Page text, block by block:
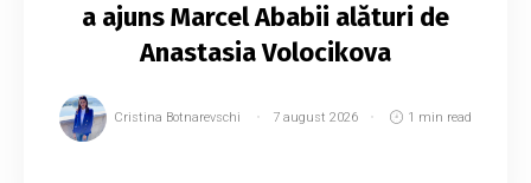
a ajuns Marcel Ababii alături de
Anastasia Volocikova
Cristina Botnarevschi 7 august 2026 1 min read